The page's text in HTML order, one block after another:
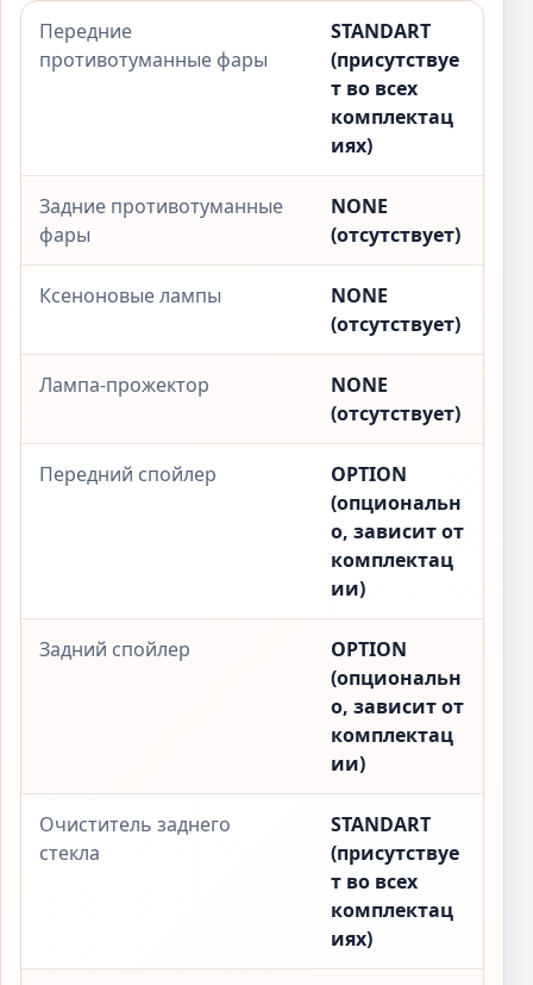
Передние
противотуманные фары
STANDART
(присутствуе
т во всех
комплектац
иях)
Задние противотуманные
фары
NONE
(отсутствует)
Ксеноновые лампы
NONE
(отсутствует)
Лампа-прожектор
NONE
(отсутствует)
Передний спойлер
OPTION
(опциональн
о, зависит от
комплектац
ии)
Задний спойлер
OPTION
(опциональн
о, зависит от
комплектац
ии)
Очиститель заднего
стекла
STANDART
(присутствуе
т во всех
комплектац
иях)